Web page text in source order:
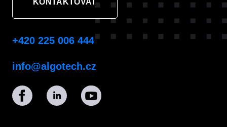
KONTAKTOVAT
+420 225 006 444
info@algotech.cz